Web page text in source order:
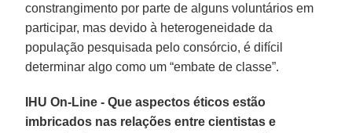
constrangimento por parte de alguns voluntários em
participar, mas devido à heterogeneidade da
população pesquisada pelo consórcio, é difícil
determinar algo como um “embate de classe”.
IHU On-Line - Que aspectos éticos estão
imbricados nas relações entre cientistas e